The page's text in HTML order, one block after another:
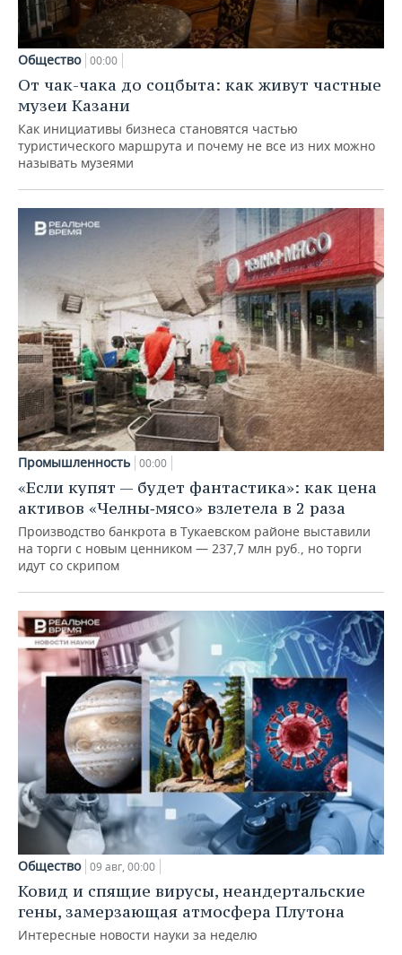
Общество 00:00
От чак-чака до соцбыта: как живут частные
музеи Казани
Как инициативы бизнеса становятся частью
туристического маршрута и почему не все из них можно
называть музеями
Промышленность 00:00
«Если купят — будет фантастика»: как цена
активов «Челны‑мясо» взлетела в 2 раза
Производство банкрота в Тукаевском районе выставили
на торги с новым ценником — 237,7 млн руб., но торги
идут со скрипом
Общество 09 авг, 00:00
Ковид и спящие вирусы, неандертальские
гены, замерзающая атмосфера Плутона
Интересные новости науки за неделю